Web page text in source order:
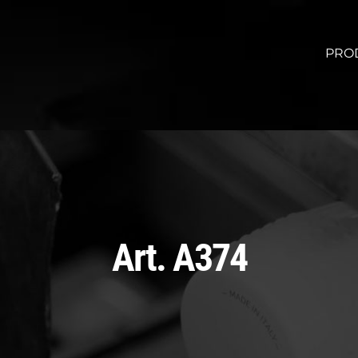
Art. A374